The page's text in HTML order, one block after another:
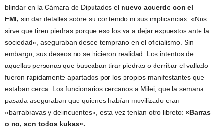
blindar en la Cámara de Diputados el nuevo acuerdo con el
FMI, sin dar detalles sobre su contenido ni sus implicancias. «Nos
sirve que tiren piedras porque eso los va a dejar expuestos ante la
sociedad», aseguraban desde temprano en el oficialismo. Sin
embargo, sus deseos no se hicieron realidad. Los intentos de
aquellas personas que buscaban tirar piedras o derribar el vallado
fueron rápidamente apartados por los propios manifestantes que
estaban cerca. Los funcionarios cercanos a Milei, que la semana
pasada aseguraban que quienes habían movilizado eran
«barrabravas y delincuentes», esta vez tenían otro libreto: «Barras
o no, son todos kukas».